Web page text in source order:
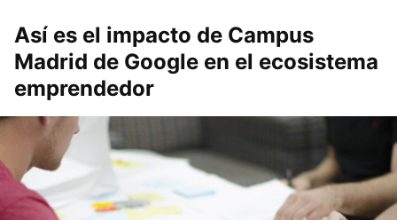
Así es el impacto de Campus
Madrid de Google en el ecosistema
emprendedor